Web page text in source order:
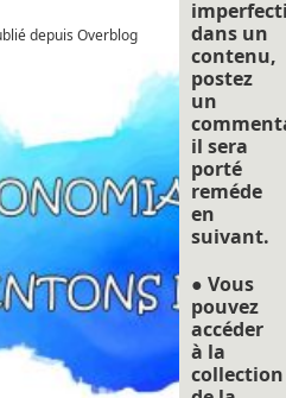
depuis Overblog
dans un
contenu,
postez
un
il sera
porté
reméde
en
suivant.
● Vous
pouvez
accéder
à la
collection